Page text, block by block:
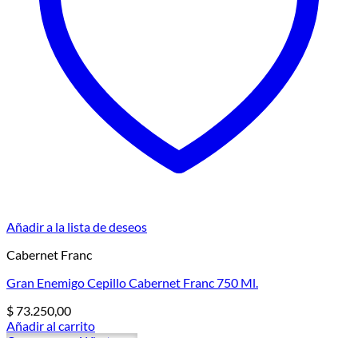
Añadir a la lista de deseos
Cabernet Franc
Gran Enemigo Cepillo Cabernet Franc 750 Ml.
$73.250,00
Añadir al carrito